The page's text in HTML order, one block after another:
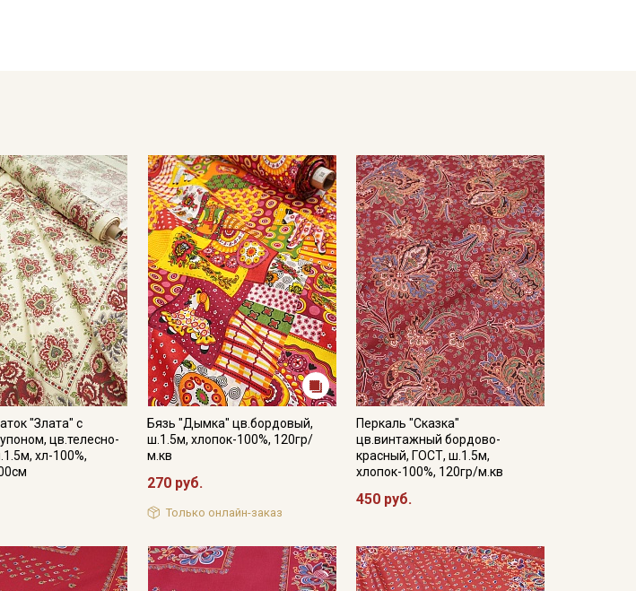
моющие средства без агрессивных химических компонентов;
подвешенном состоянии (не пересушивать).
от оригинального цвета ткани в зависимости от настроек вашего монитора и
тон ткани может отличаться.
"Злата" с
цв.телесно-
хл-100%,
Бязь "Дымка" цв.бордовый,
ш.1.5м, хлопок-100%, 120гр/
м.кв
270 руб.
Только онлайн-заказ
Перкаль "Сказка"
цв.винтажный бордово-
красный, ГОСТ, ш.1.5м,
хлопок-100%, 120гр/м.кв
450 руб.
рассылка от
здесь дополнительные
тканей